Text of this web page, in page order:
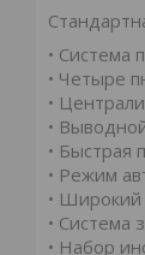
• Система
• Четыре
•
•
• Быстрая
• Режим
• Широкий
• Система
• Набор